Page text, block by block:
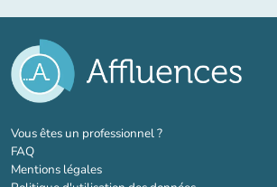
Vous êtes un professionnel ?(nouvel onglet)
FAQ
Mentions légales